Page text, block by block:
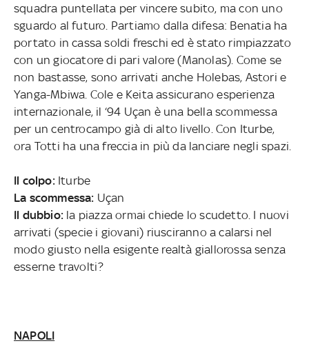
squadra puntellata per vincere subito, ma con uno
sguardo al futuro. Partiamo dalla difesa: Benatia ha
portato in cassa soldi freschi ed è stato rimpiazzato
con un giocatore di pari valore (Manolas). Come se
non bastasse, sono arrivati anche Holebas, Astori e
Yanga-Mbiwa. Cole e Keita assicurano esperienza
internazionale, il ‘94 Uçan è una bella scommessa
per un centrocampo già di alto livello. Con Iturbe,
ora Totti ha una freccia in più da lanciare negli spazi.
Il colpo:Iturbe
La scommessa: Uçan
Il dubbio:la piazza ormai chiede lo scudetto. I nuovi
arrivati (specie i giovani) riusciranno a calarsi nel
modo giusto nella esigente realtà giallorossa senza
esserne travolti?
NAPOLI